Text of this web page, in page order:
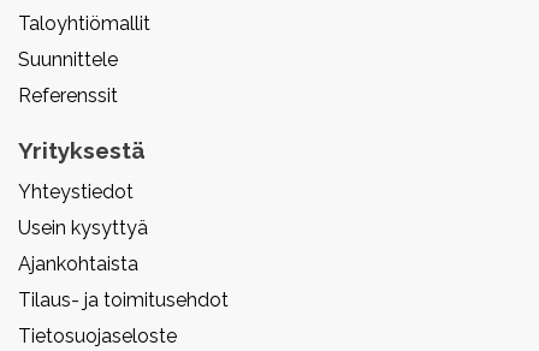
Taloyhtiömallit
Suunnittele
Referenssit
Yrityksestä
Yhteystiedot
Usein kysyttyä
Ajankohtaista
Tilaus- ja toimitusehdot
Tietosuojaseloste